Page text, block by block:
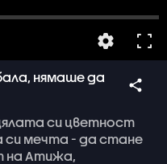
нямаше да
си цветност
си мечта - да стане
на Атижа,